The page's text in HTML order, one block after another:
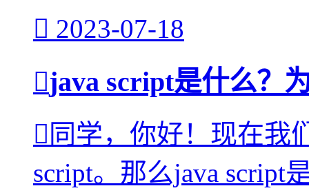
2023-07-18
java script是什么？
同学，你好！现在我
script。那么java script